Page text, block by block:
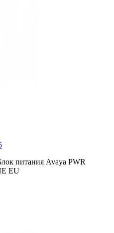
питания Avaya PWR
EU